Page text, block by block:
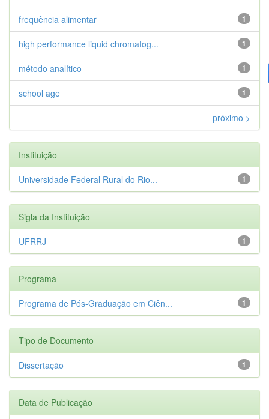
1
frequência alimentar
1
high performance liquid chromatog...
1
método analítico
1
school age
próximo >
Instituição
1
Universidade Federal Rural do Rio...
Sigla da Instituição
1
UFRRJ
Programa
1
Programa de Pós-Graduação em Ciên...
Tipo de Documento
1
Dissertação
Data de Publicação